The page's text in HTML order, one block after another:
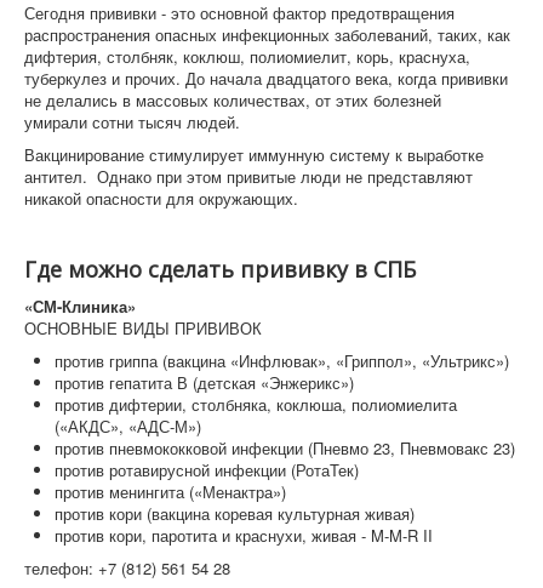
Отзывы о медицинских учреждениях
Сегодня прививки - это основной фактор предотвращения
распространения опасных инфекционных заболеваний, таких, как
дифтерия, столбняк, коклюш, полиомиелит, корь, краснуха,
туберкулез и прочих. До начала двадцатого века, когда прививки
не делались в массовых количествах, от этих болезней
умирали сотни тысяч людей.
Вакцинирование стимулирует иммунную систему к выработке
антител. Однако при этом привитые люди не представляют
никакой опасности для окружающих.
Где можно сделать прививку в СПБ
«СМ-Клиника»
ОСНОВНЫЕ ВИДЫ ПРИВИВОК
против гриппа (вакцина «Инфлювак», «Гриппол», «Ультрикс»)
против гепатита В (детская «Энжерикс»)
против дифтерии, столбняка, коклюша, полиомиелита
(«АКДС», «АДС-М»)
против пневмококковой инфекции (Пневмо 23, Пневмовакс 23)
против ротавирусной инфекции (РотаТек)
против менингита («Менактра»)
против кори (​вакцина коревая культурная живая)
против кори, паротита и краснухи, живая - M-M-R II
телефон: +7 (812) 561 54 28